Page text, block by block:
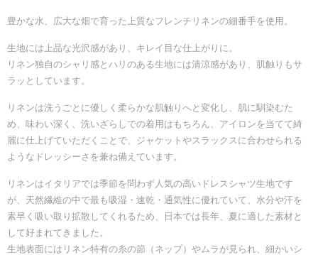
豊かな水、広大な畑で育った上質なフレンチリネンの細番手を使用。
生地には上品な光沢感があり、キレイ目な仕上がりに。
リネン独自のシャリ感とハリのある生地には清涼感があり、肌触りもサ
ラッとしています。
リネンは洗うごとに優しく柔らかな肌触りへと変化し、肌に馴染むた
め、味わい深く、洗いざらしでの着用はもちろん、アイロンを当てて綺
麗に仕上げていただくことで、ジャケットやスラックスに合わせられる
ようなドレッシーさを兼ね備えています。
リネンはイタリアでは季節を問わず人気の高いドレスシャツ生地です
が、天然繊維の中で最も吸湿・速乾・通気性に優れていて、水分や汗を
素早く吸い取り拡散してくれるため、日本では長年、夏に適した素材と
して好まれてきました。
生地表面にはリネン特有の糸の節（ネップ）やムラが見られ、細かいシ